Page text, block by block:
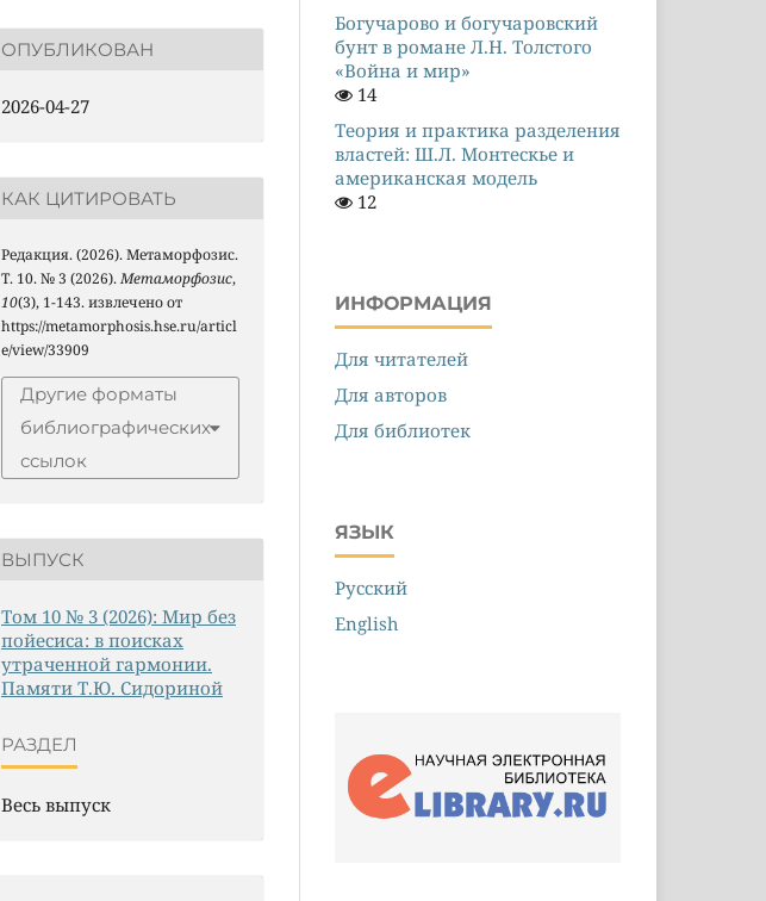
ОПУБЛИКОВАН
2026-04-27
КАК ЦИТИРОВАТЬ
Редакция. (2026). Метаморфозис.
Т. 10. № 3 (2026).Метаморфозис,
10(3), 1-143. извлечено от
https://metamorphosis.hse.ru/articl
e/view/33909
Другие форматы
библиографических
ссылок
ВЫПУСК
Том 10 № 3 (2026): Мир без
пойесиса: в поисках
утраченной гармонии.
Памяти Т.Ю. Сидориной
РАЗДЕЛ
Весь выпуск
Богучарово и богучаровский
бунт в романе Л.Н. Толстого
«Война и мир»
14
Теория и практика разделения
властей: Ш.Л. Монтескье и
американская модель
12
ИНФОРМАЦИЯ
Для читателей
Для авторов
Для библиотек
ЯЗЫК
Русский
English